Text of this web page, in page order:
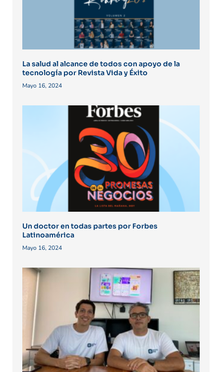
La salud al alcance de todos con apoyo de la
tecnología por Revista Vida y Éxito
Mayo 16, 2024
Un doctor en todas partes por Forbes
Latinoamérica
Mayo 16, 2024